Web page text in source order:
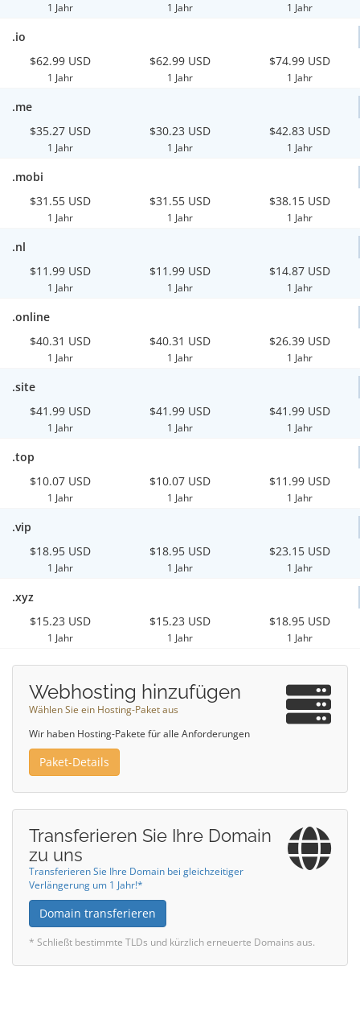
1 Jahr 1 Jahr 1 Jahr
.io
$62.99 USD
1 Jahr
$62.99 USD
1 Jahr
$74.99 USD
1 Jahr
.me
$35.27 USD
1 Jahr
$30.23 USD
1 Jahr
$42.83 USD
1 Jahr
.mobi
$31.55 USD
1 Jahr
$31.55 USD
1 Jahr
$38.15 USD
1 Jahr
.nl
$11.99 USD
1 Jahr
$11.99 USD
1 Jahr
$14.87 USD
1 Jahr
.online
$40.31 USD
1 Jahr
$40.31 USD
1 Jahr
$26.39 USD
1 Jahr
.site
$41.99 USD
1 Jahr
$41.99 USD
1 Jahr
$41.99 USD
1 Jahr
.top
$10.07 USD
1 Jahr
$10.07 USD
1 Jahr
$11.99 USD
1 Jahr
.vip
$18.95 USD
1 Jahr
$18.95 USD
1 Jahr
$23.15 USD
1 Jahr
.xyz
$15.23 USD
1 Jahr
$15.23 USD
1 Jahr
$18.95 USD
1 Jahr
Webhosting hinzufügen
Wählen Sie ein Hosting-Paket aus
Wir haben Hosting-Pakete für alle Anforderungen
Paket-Details
Transferieren Sie Ihre Domain
zu uns
Transferieren Sie Ihre Domain bei gleichzeitiger
Verlängerung um 1 Jahr!*
Domain transferieren
* Schließt bestimmte TLDs und kürzlich erneuerte Domains aus.